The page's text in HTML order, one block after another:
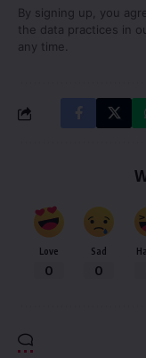
By signing up, you
the data practices in
any time.
Love
0
Sad
0